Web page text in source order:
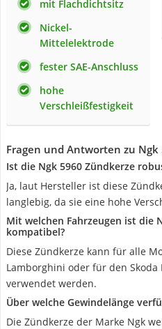
mit Flachdichtsitz
Nickel-
Mittelelektrode
fester SAE-Anschluss
hohe
Verschleißfestigkeit
Fragen und Antworten zu Ngk
Ist die Ngk 5960 Zündkerze
Ja, laut Hersteller ist diese
langlebig, da sie eine hohe
Mit welchen Fahrzeugen ist die
kompatibel?
Diese Zündkerze kann für alle
Lamborghini oder für den Skoda
verwendet werden.
Über welche Gewindelänge
Die Zündkerze der Marke Ngk